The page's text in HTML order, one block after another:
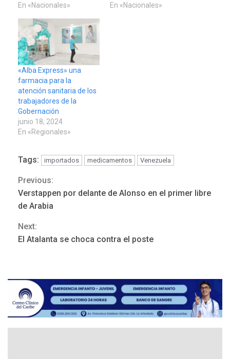
En «Nacionales»
En «Nacionales»
«Alba Express» una
farmacia para la
atención sanitaria de los
trabajadores de la
Gobernación
junio 18, 2024
En «Regionales»
Tags: importados medicamentos Venezuela
Continue
Reading
Previous:
Verstappen por delante de Alonso en el primer libre
de Arabia
Next:
El Atalanta se choca contra el poste
Mariño fortalece capacidad
operativa con flota
gestión
REGIONALES ÚLTIMA HORA
Reparan hundimiento de la
«Juan Bautista Arismendi» a